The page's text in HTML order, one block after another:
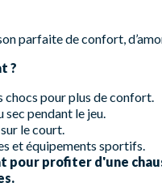
parfaite de confort,
?
chocs pour plus de confort.
sec pendant le jeu.
le court.
et équipements sportifs.
pour profiter d'une